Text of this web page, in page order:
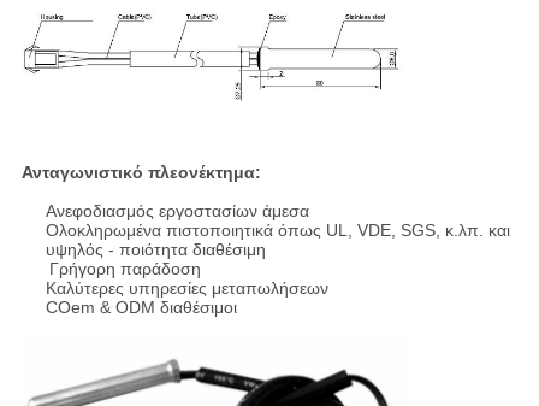
Ανταγωνιστικό πλεονέκτημα:
Ανεφοδιασμός εργοστασίων άμεσα
Ολοκληρωμένα πιστοποιητικά όπως UL, VDE, SGS, κ.λπ. και
υψηλός - ποιότητα διαθέσιμη
Γρήγορη παράδοση
Καλύτερες υπηρεσίες μεταπωλήσεων
COem & ODM διαθέσιμοι